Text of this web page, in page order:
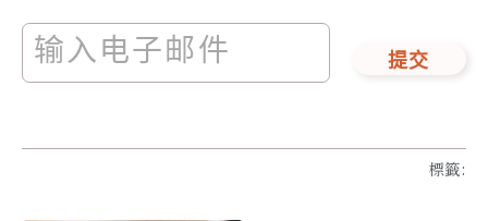
提交
標籤: